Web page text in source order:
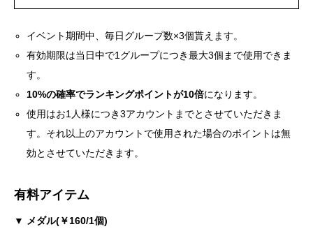
イベント期間中、毎日グループ数×3個貰えます。
有効期限は当日中で1グループにつき最大3個まで使用できま
す。
10%の確率でランキングポイントが10倍になります。
使用はお1人様につき3アカウントまでとさせていただきま
す。それ以上のアカウントで使用された場合のポイントは無
効とさせていただきます。
有料アイテム
▼ メダル(￥160/1個)